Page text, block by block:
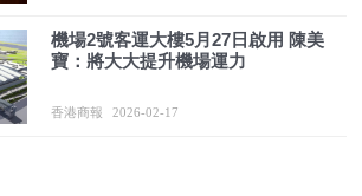
機場2號客運大樓5月27日啟用 陳美
寶：將大大提升機場運力
香港商報 2026-02-17